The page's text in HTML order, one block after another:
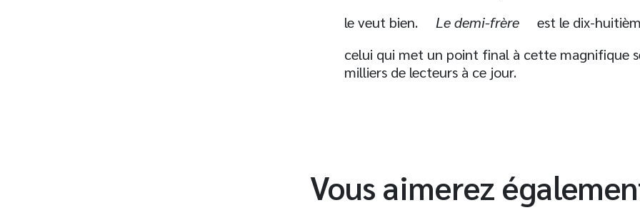
le veut bien.
Le demi-frère
est le dix-
celui qui met un point final à cette magnifique
milliers de lecteurs à ce jour.
Vous aimerez